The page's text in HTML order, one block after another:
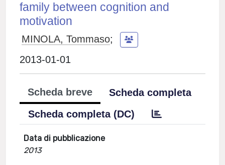
family between cognition and
motivation
MINOLA, Tommaso;
2013-01-01
Scheda breve
Scheda completa
Scheda completa (DC)
Data di pubblicazione
2013